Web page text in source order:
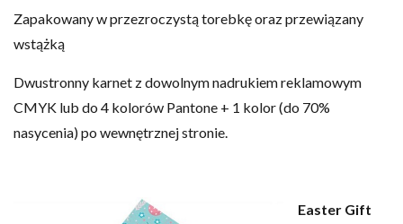
Zapakowany w przezroczystą torebkę oraz przewiązany
wstążką
Dwustronny karnet z dowolnym nadrukiem reklamowym
CMYK lub do 4 kolorów Pantone + 1 kolor (do 70%
nasycenia) po wewnętrznej stronie.
Easter Gift